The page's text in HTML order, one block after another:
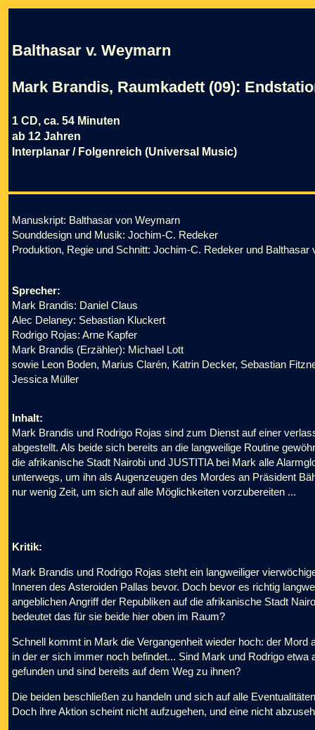
Balthasar v. Weymarn
Mark Brandis, Raumkadett (09):
1 CD, ca. 54 Minuten
ab 12 Jahren
Interplanar / Folgenreich (Universal Music)
Manuskript: Balthasar von Weymarn
Sounddesign und Musik: Jochim-C. Redeker
Produktion, Regie und Schnitt: Jochim-C. Redeker und Balthasar
Sprecher:
Mark Brandis: Daniel Claus
Alec Delaney: Sebastian Kluckert
Rodrigo Rojas: Arne Kapfer
Mark Brandis (Erzähler): Michael Lott
sowie Leon Boden, Marius Clarén, Katrin Decker, Sebastian
Jessica Müller
Inhalt:
Mark Brandis und Rodrigo Rojas sind zum Dienst auf einer
abgestellt. Als beide sich bereits an die langweilige Routine
die afrikanische Stadt Nairobi und JUSTITIA bei Mark alle
unterwegs, um ihn als Augenzeugen des Mordes an Präsident
nur wenig Zeit, um sich auf alle Möglichkeiten vorzubereiten ...
Kritik:
Mark Brandis und Rodrigo Rojas steht ein langweiliger
Inneren des Asteroiden Pallas bevor. Doch bevor es richtig
angeblichen Angriff der Republiken auf die afrikanische Stadt
bedeutet das für sie beide hier oben im Raum?
Schnell kommt in Mark die Vergangenheit wieder hoch: der
in der er sich immer noch befindet... Sind Mark und Rodrigo
gefunden und sind bereits auf dem Weg zu ihnen?
Die beiden beschließen zu handeln und sich auf alle
Doch ihre Aktion scheint nicht aufzugehen, und eine nicht